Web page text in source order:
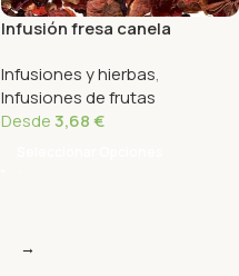
Infusión fresa canela
Infusiones y hierbas,
Infusiones de frutas
Desde3,68€
→